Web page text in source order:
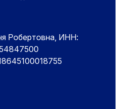
Робертовна, ИНН: